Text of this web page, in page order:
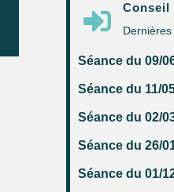
 Conseil
Séance du 09/
Séance du 11/
Séance du 02/
Séance du 26/
Séance du 01/